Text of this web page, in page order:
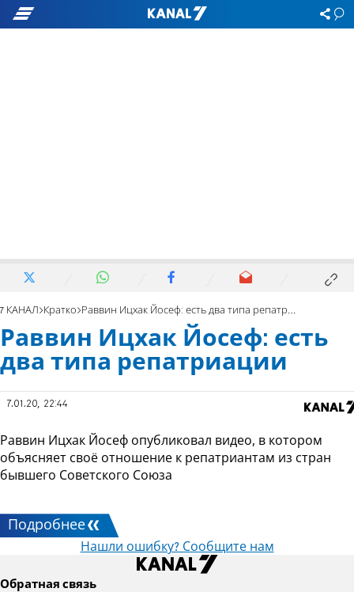
7 КАНАЛ Кратко Раввин Ицхак Йосеф: есть два типа репатриации
Раввин Ицхак Йосеф: есть
два типа репатриации
7.01.20, 22:44
Раввин Ицхак Йосеф опубликовал видео, в котором
объясняет своё отношение к репатриантам из стран
бывшего Советского Союза
Подробнее
Нашли ошибку? Сообщите нам
Обратная связь